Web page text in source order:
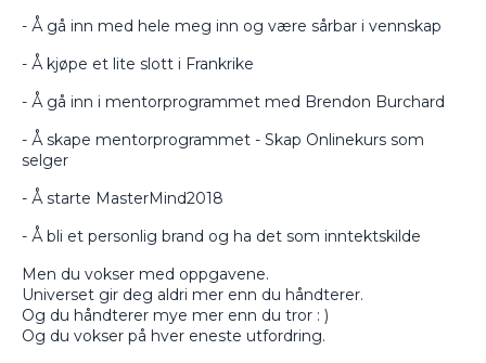
- Å gå inn med hele meg inn og være sårbar i vennskap
- Å kjøpe et lite slott i Frankrike
- Å gå inn i mentorprogrammet med Brendon Burchard
- Å skape mentorprogrammet - Skap Onlinekurs som
selger
- Å starte MasterMind2018
- Å bli et personlig brand og ha det som inntektskilde
Men du vokser med oppgavene.
Universet gir deg aldri mer enn du håndterer.
Og du håndterer mye mer enn du tror : )
Og du vokser på hver eneste utfordring.